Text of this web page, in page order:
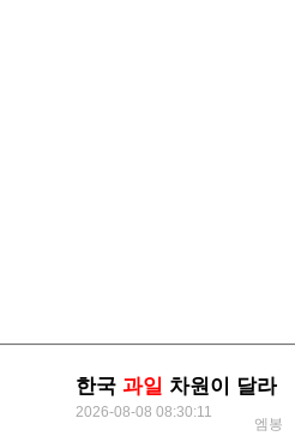
한국 과일 차원이 달라
2026-08-08 08:30:11
엠봉